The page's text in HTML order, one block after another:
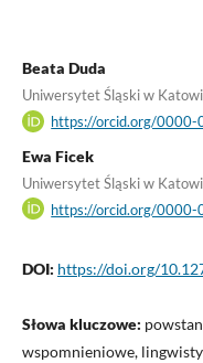
Beata Duda
Uniwersytet Śląski w
https://orcid.org/
Ewa Ficek
Uniwersytet Śląski w
https://orcid.org/
DOI: https://doi.org/
Słowa kluczowe:
wspomnieniowe,